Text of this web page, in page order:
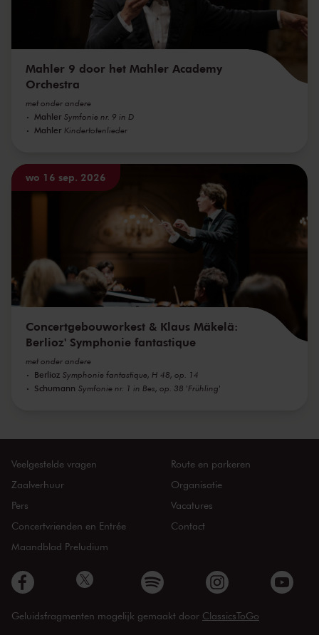
Mahler 9 door het Mahler Academy
Orchestra
met onder andere
Mahler Symfonie nr. 9 in D
Mahler Kindertotenlieder
wo 16 sep. 2026
Concertgebouworkest & Klaus Mäkelä:
Berlioz' Symphonie fantastique
met onder andere
Berlioz Symphonie fantastique, H 48, op. 14
Schumann Symfonie nr. 1 in Bes, op. 38 'Frühling'
Veelgestelde vragen
Zaalverhuur
Pers
Concertvrienden en Entrée
Maandblad Preludium
Route en parkeren
Organisatie
Vacatures
Contact
Geluidsfragmenten mogelijk gemaakt door ClassicsToGo